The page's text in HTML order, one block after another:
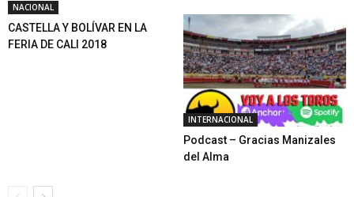
NACIONAL
CASTELLA Y BOLÍVAR EN LA
FERIA DE CALI 2018
INTERNACIONAL
Podcast – Gracias Manizales
del Alma